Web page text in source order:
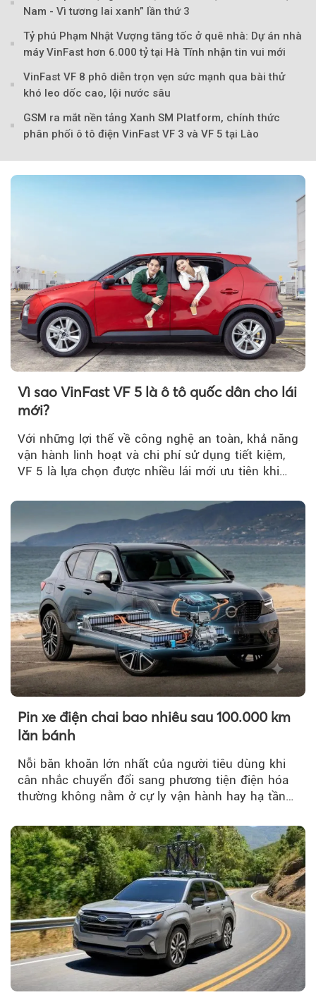
Nam - Vì tương lai xanh” lần thứ 3
Tỷ phú Phạm Nhật Vượng tăng tốc ở quê nhà: Dự án nhà
máy VinFast hơn 6.000 tỷ tại Hà Tĩnh nhận tin vui mới
VinFast VF 8 phô diễn trọn vẹn sức mạnh qua bài thử
khó leo dốc cao, lội nước sâu
GSM ra mắt nền tảng Xanh SM Platform, chính thức
phân phối ô tô điện VinFast VF 3 và VF 5 tại Lào
Vì sao VinFast VF 5 là ô tô quốc dân cho lái
mới?
Với những lợi thế về công nghệ an toàn, khả năng
vận hành linh hoạt và chi phí sử dụng tiết kiệm,
VF 5 là lựa chọn được nhiều lái mới ưu tiên khi
Pin xe điện chai bao nhiêu sau 100.000 km
lăn bánh
Nỗi băn khoăn lớn nhất của người tiêu dùng khi
cân nhắc chuyển đổi sang phương tiện điện hóa
thường không nằm ở cự ly vận hành hay hạ tầng